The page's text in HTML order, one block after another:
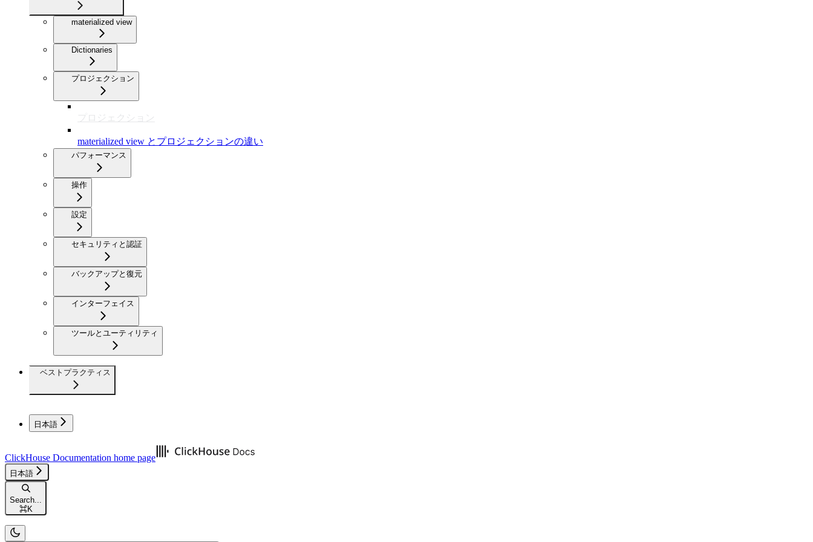
materialized view
Dictionaries
プロジェクション
プロジェクション
materialized view とプロジェクションの違い
パフォーマンス
操作
設定
セキュリティと認証
バックアップと復元
インターフェイス
ツールとユーティリティ
ベストプラクティス
日本語
ClickHouse Documentation home page
日本語
Search...
⌘K